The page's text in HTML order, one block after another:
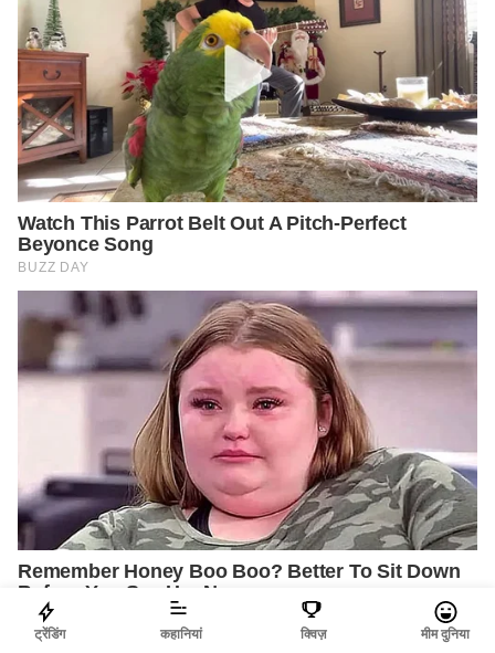
ट्रेंडिंग कहानियां क्विज़ मीम दुनिया